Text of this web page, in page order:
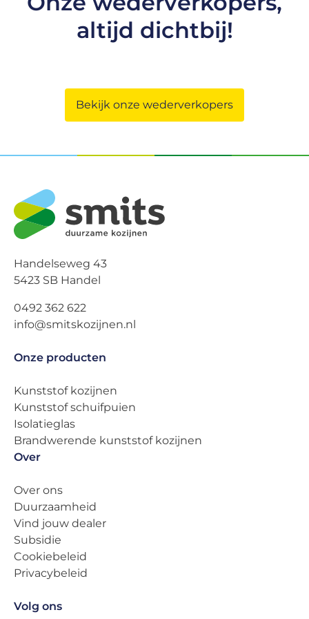
altijd dichtbij!
Bekijk onze wederverkopers
Handelseweg 43
5423 SB Handel
0492 362 622
info@smitskozijnen.nl
Onze producten
Kunststof kozijnen
Kunststof schuifpuien
Isolatieglas
Brandwerende kunststof kozijnen
Over
Over ons
Duurzaamheid
Vind jouw dealer
Subsidie
Cookiebeleid
Privacybeleid
Volg ons